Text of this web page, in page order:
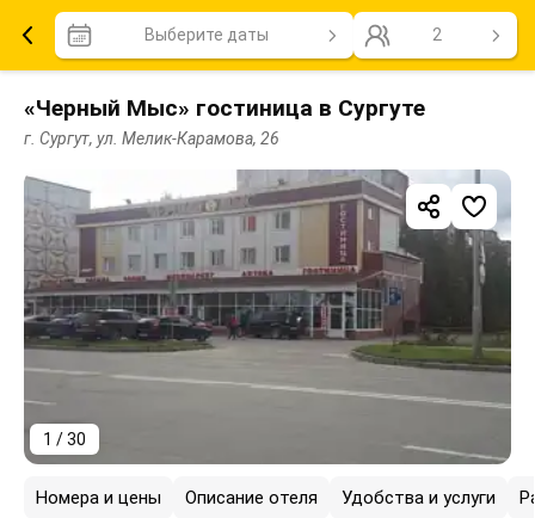
Выберите даты 2
«Черный Мыс» гостиница в Сургуте
г. Сургут, ул. Мелик-Карамова, 26
1 / 30
Номера и цены Описание отеля Удобства и услуги